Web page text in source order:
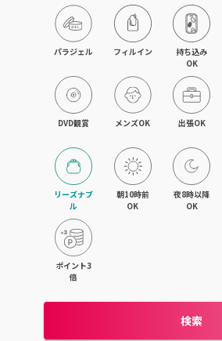
目黒・戸越・武蔵小山
北千住・町屋・亀有
錦糸町・小岩・青砥
吉祥寺・荻窪・三鷹
立川・国立・国分寺
八王子・日野・昭島
日暮里・駒込・千駄木
パラジェル フィルイン
持ち込み
OK
DVD観賞 メンズOK 出張OK
リーズナブ
ル
朝10時前
OK
夜8時以降
OK
ポイント3
倍
検索